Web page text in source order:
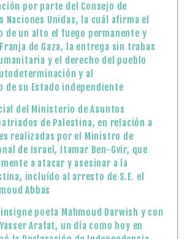
por parte del Consejo de
Naciones Unidas, la cuál afirma el
de un alto el fuego permanente y
de Gaza, la entrega sin trabas
y el derecho del pueblo
y al
de su Estado independiente
del Ministerio de Asuntos
de Palestina, en relación a
realizadas por el Ministro de
de Israel, Itamar Ben-Gvir, que
a atacar y asesinar a la
incluído al arresto de S.E. el
Abbas
poeta Mahmoud Darwish y con
Arafat, un día como hoy en